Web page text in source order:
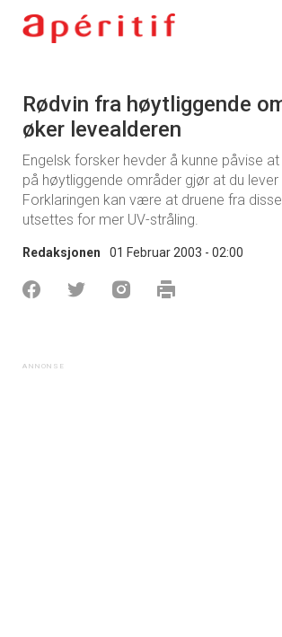
Rødvin fra høytliggende
øker levealderen
Engelsk forsker hevder å kunne påvise
på høytliggende områder gjør at du lever
Forklaringen kan være at druene fra
utsettes for mer UV-stråling.
Redaksjonen 01 Februar 2003 - 02:00